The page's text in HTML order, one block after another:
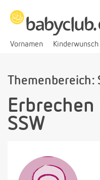
Vornamen Kinderwunsch
Themenbereich:
SSW